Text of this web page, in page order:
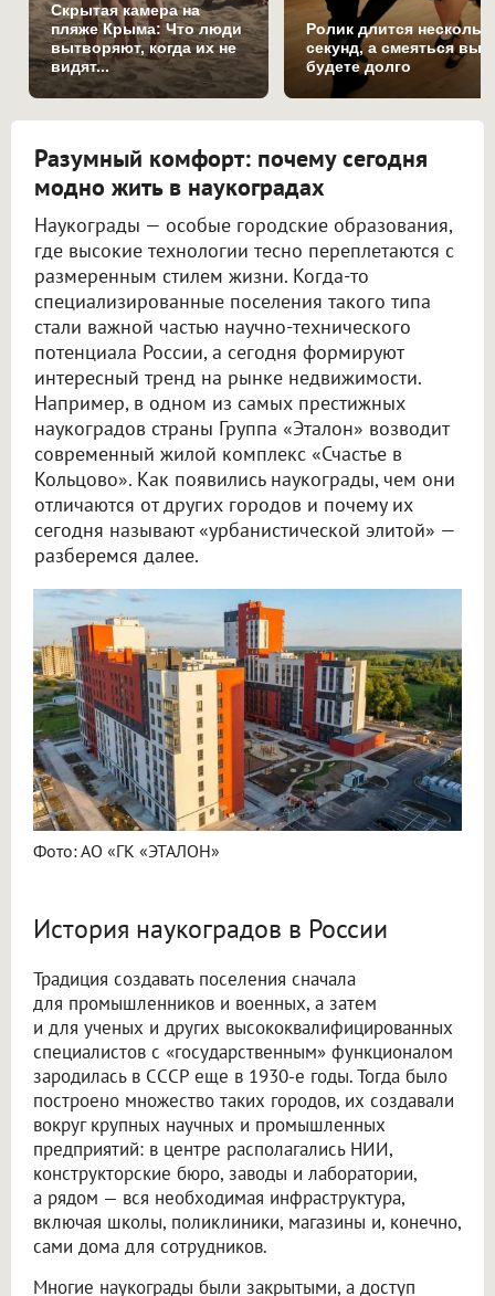
Скрытая камера на
пляже Крыма: Что люди
вытворяют, когда их не
видят...
Ролик длится
секунд, а смеяться вы
будете долго
Разумный комфорт: почему сегодня
модно жить в наукоградах
Наукограды — особые городские образования,
где высокие технологии тесно переплетаются с
размеренным стилем жизни. Когда-то
специализированные поселения такого типа
стали важной частью научно-технического
потенциала России, а сегодня формируют
интересный тренд на рынке недвижимости.
Например, в одном из самых престижных
наукоградов страны Группа «Эталон» возводит
современный жилой комплекс «Счастье в
Кольцово». Как появились наукограды, чем они
отличаются от других городов и почему их
сегодня называют «урбанистической элитой» —
разберемся далее.
Фото: АО «ГК «ЭТАЛОН»
История наукоградов в России
Традиция создавать поселения сначала
для промышленников и военных, а затем
и для ученых и других высококвалифицированных
специалистов с «государственным» функционалом
зародилась в СССР еще в 1930-е годы. Тогда было
построено множество таких городов, их создавали
вокруг крупных научных и промышленных
предприятий: в центре располагались НИИ,
конструкторские бюро, заводы и лаборатории,
а рядом — вся необходимая инфраструктура,
включая школы, поликлиники, магазины и, конечно,
сами дома для сотрудников.
Многие наукограды были закрытыми, а доступ